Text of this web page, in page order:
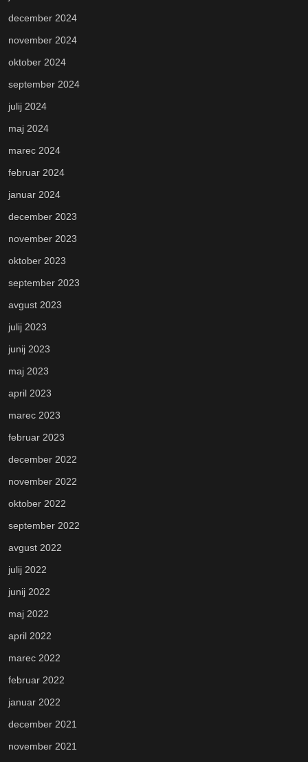
december 2024
november 2024
oktober 2024
september 2024
julij 2024
maj 2024
marec 2024
februar 2024
januar 2024
december 2023
november 2023
oktober 2023
september 2023
avgust 2023
julij 2023
junij 2023
maj 2023
april 2023
marec 2023
februar 2023
december 2022
november 2022
oktober 2022
september 2022
avgust 2022
julij 2022
junij 2022
maj 2022
april 2022
marec 2022
februar 2022
januar 2022
december 2021
november 2021